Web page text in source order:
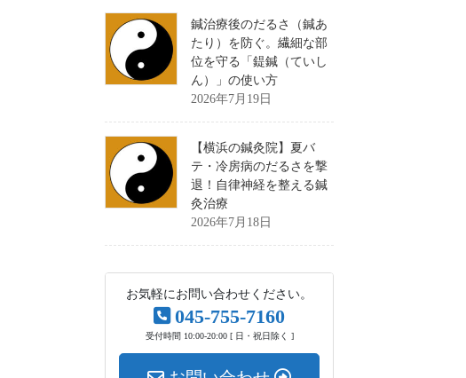
鍼治療後のだるさ（鍼あ
たり）を防ぐ。繊細な部
位を守る「鍉鍼（ていし
ん）」の使い方
2026年7月19日
【横浜の鍼灸院】夏バ
テ・冷房病のだるさを撃
退！自律神経を整える鍼
灸治療
2026年7月18日
お気軽にお問い合わせください。
045-755-7160
受付時間 10:00-20:00 [ 日・祝日除く ]